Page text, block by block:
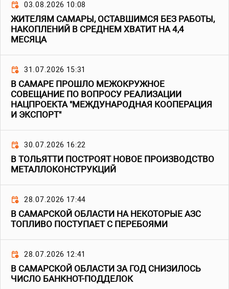
03.08.2026 10:08
ЖИТЕЛЯМ САМАРЫ, ОСТАВШИМСЯ БЕЗ РАБОТЫ,
НАКОПЛЕНИЙ В СРЕДНЕМ ХВАТИТ НА 4,4
МЕСЯЦА
31.07.2026 15:31
В САМАРЕ ПРОШЛО МЕЖОКРУЖНОЕ
СОВЕЩАНИЕ ПО ВОПРОСУ РЕАЛИЗАЦИИ
НАЦПРОЕКТА "МЕЖДУНАРОДНАЯ КООПЕРАЦИЯ
И ЭКСПОРТ"
30.07.2026 16:22
В ТОЛЬЯТТИ ПОСТРОЯТ НОВОЕ ПРОИЗВОДСТВО
МЕТАЛЛОКОНСТРУКЦИЙ
28.07.2026 17:44
В САМАРСКОЙ ОБЛАСТИ НА НЕКОТОРЫЕ АЗС
ТОПЛИВО ПОСТУПАЕТ С ПЕРЕБОЯМИ
28.07.2026 12:41
В САМАРСКОЙ ОБЛАСТИ ЗА ГОД СНИЗИЛОСЬ
ЧИСЛО БАНКНОТ-ПОДДЕЛОК